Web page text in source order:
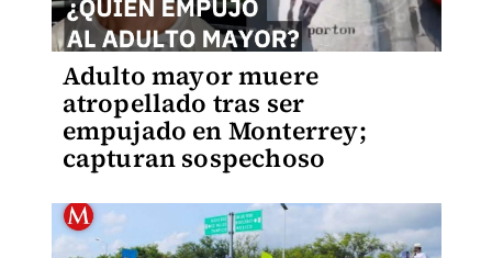
Adulto mayor muere
atropellado tras ser
empujado en Monterrey;
capturan sospechoso